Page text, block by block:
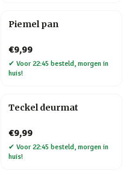
Piemel pan
€9,99
✔ Voor 22:45 besteld, morgen in
huis!
Teckel deurmat
€9,99
✔ Voor 22:45 besteld, morgen in
huis!